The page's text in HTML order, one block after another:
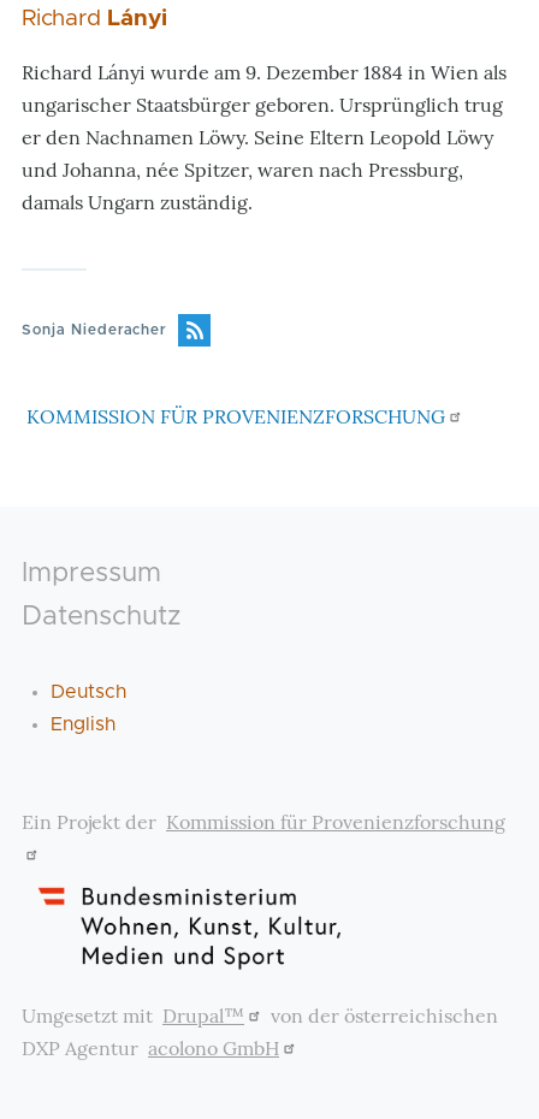
Richard Lányi
Richard Lányi wurde am 9. Dezember 1884 in Wien als
ungarischer Staatsbürger geboren. Ursprünglich trug
er den Nachnamen Löwy. Seine Eltern Leopold Löwy
und Johanna, née Spitzer, waren nach Pressburg,
damals Ungarn zuständig.
Sonja Niederacher
KOMMISSION FÜR PROVENIENZFORSCHUNG
Footer
Impressum
Datenschutz
Deutsch
English
Ein Projekt der Kommission für Provenienzforschung
Umgesetzt mit Drupal™
von der österreichischen
DXP Agentur acolono GmbH